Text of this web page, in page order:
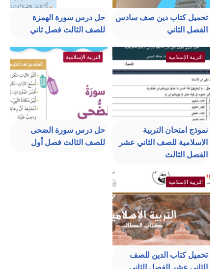
تحميل كتاب دين صف سادس
الفصل الثاني
حل درس سورة الهمزة
للصف الثالث فصل ثاني
التربية الإسلامية
نموذج امتحان التربية
الاسلامية للصف الثاني عشر
الفصل الثالث
التربية الإسلامية
حل درس سورة الضحى
للصف الثالث فصل أول
التربية الإسلامية
تحميل كتاب الدين للصف
الثاني عشر الفصل الثاني